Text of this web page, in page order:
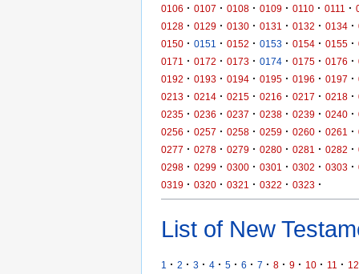
0106 · 0107 · 0108 · 0109 · 0110 · 0111 ·
0128 · 0129 · 0130 · 0131 · 0132 · 0134 ·
0150 · 0151 · 0152 · 0153 · 0154 · 0155 ·
0171
· 0172 · 0173 · 0174 · 0175 · 0176 ·
0192 · 0193 · 0194 · 0195 · 0196 · 0197 ·
0213 · 0214 · 0215 · 0216 · 0217 · 0218 ·
0235 · 0236 · 0237 · 0238 · 0239 · 0240 ·
0256 · 0257 · 0258 · 0259 · 0260 · 0261 ·
0277 · 0278 · 0279 · 0280 · 0281 · 0282 ·
0298 · 0299 · 0300 · 0301 · 0302 · 0303 ·
0319 · 0320 · 0321 · 0322 · 0323 ·
List of New
1 · 2 · 3 · 4 · 5 · 6 · 7 · 8 · 9 · 10 · 11 · 12